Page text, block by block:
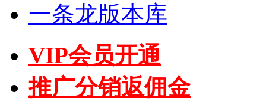
一条龙版本库
VIP会员开通
推广分销返佣金